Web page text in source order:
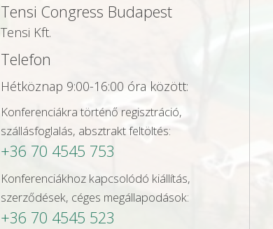
Tensi Congress Budapest
Tensi Kft.
Telefon
Hétköznap 9:00-16:00 óra között:
Konferenciákra történő regisztráció,
szállásfoglalás, absztrakt feltöltés:
+36 70 4545 753
Konferenciákhoz kapcsolódó kiállítás,
szerződések, céges megállapodások:
+36 70 4545 523